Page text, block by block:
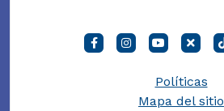
Políticas
Mapa del sitio